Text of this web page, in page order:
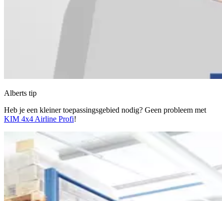
Alberts tip
Heb je een kleiner toepassingsgebied nodig? Geen probleem met
KIM 4x4 Airline Profi!